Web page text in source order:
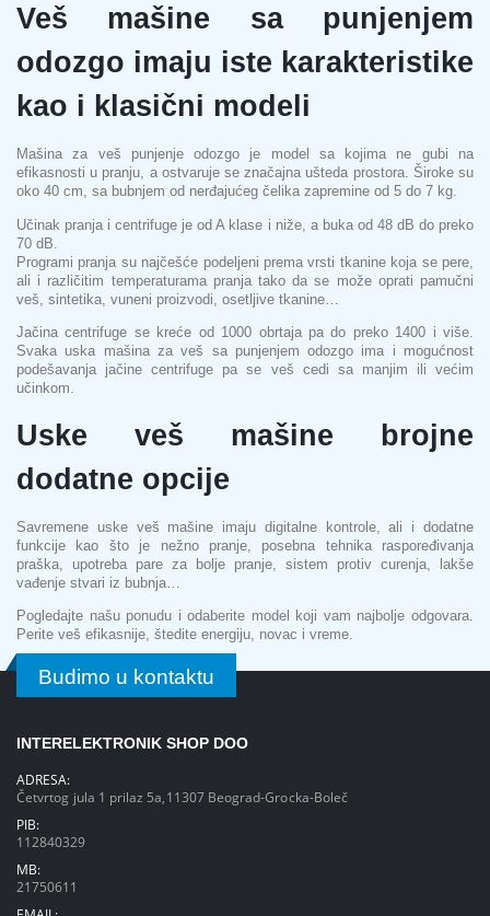
Veš mašine sa punjenjem
odozgo imaju iste karakteristike
kao i klasični modeli
Mašina za veš punjenje odozgo je model sa kojima ne gubi na
efikasnosti u pranju, a ostvaruje se značajna ušteda prostora. Široke su
oko 40 cm, sa bubnjem od nerđajućeg čelika zapremine od 5 do 7 kg.
Učinak pranja i centrifuge je od A klase i niže, a buka od 48 dB do preko
70 dB.
Programi pranja su najčešće podeljeni prema vrsti tkanine koja se pere,
ali i različitim temperaturama pranja tako da se može oprati pamučni
veš, sintetika, vuneni proizvodi, osetljive tkanine…
Jačina centrifuge se kreće od 1000 obrtaja pa do preko 1400 i više.
Svaka uska mašina za veš sa punjenjem odozgo ima i mogućnost
podešavanja jačine centrifuge pa se veš cedi sa manjim ili većim
učinkom.
Uske veš mašine brojne
dodatne opcije
Savremene uske veš mašine imaju digitalne kontrole, ali i dodatne
funkcije kao što je nežno pranje, posebna tehnika raspoređivanja
praška, upotreba pare za bolje pranje, sistem protiv curenja, lakše
vađenje stvari iz bubnja…
Pogledajte našu ponudu i odaberite model koji vam najbolje odgovara.
Perite veš efikasnije, štedite energiju, novac i vreme.
Budimo u kontaktu
INTERELEKTRONIK SHOP DOO
ADRESA:
Četvrtog jula 1 prilaz 5a,11307 Beograd-Grocka-Boleč
PIB:
112840329
MB:
21750611